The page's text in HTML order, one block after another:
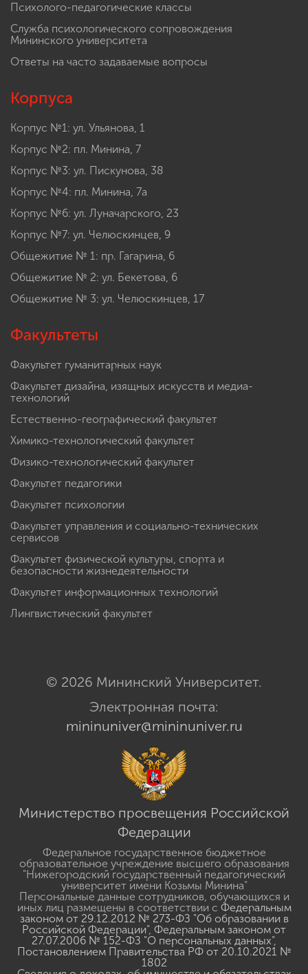
Психолого-педагогические классы
Служба психологического сопровождения
Мининского университета
Ответы на часто задаваемые вопросы
Корпуса
Корпус №1: ул. Ульянова, 1
Корпус №2: пл. Минина, 7
Корпус №3: ул. Пискунова, 38
Корпус №4: пл. Минина, 7а
Корпус №6: ул. Луначарского, 23
Корпус №7: ул. Челюскинцев, 9
Общежитие № 1: пр. Гагарина, 6
Общежитие № 2: ул. Бекетова, 6
Общежитие № 3: ул. Челюскинцев, 17
Факультеты
Факультет гуманитарных наук
Факультет дизайна, изящных искусств и медиа-
технологий
Естественно-географический факультет
Химико-технологический факультет
Физико-технологический факультет
Факультет педагогики
Факультет психологии
Факультет управления и социально-технических
сервисов
Факультет физической культуры, спорта и
безопасности жизнедеятельности
Факультет информационных технологий
Лингвистический факультет
© 2026 Мининский Университет.
Электронная почта:
mininuniver@mininuniver.ru
Министерство просвещения Российской
Федерации
Федеральное государственное бюджетное
образовательное учреждение высшего образования
"Нижегородский государственный педагогический
университет имени Козьмы Минина"
Персональные данные сотрудников, обучающихся и
иных лиц размещены в соответствии с Федеральным
законом от 29.12.2012 № 273-ФЗ "Об образовании в
Российской Федерации", Федеральным законом от
27.07.2006 № 152-ФЗ "О персональных данных",
Постановлением Правительства РФ от 20.10.2021 №
1802